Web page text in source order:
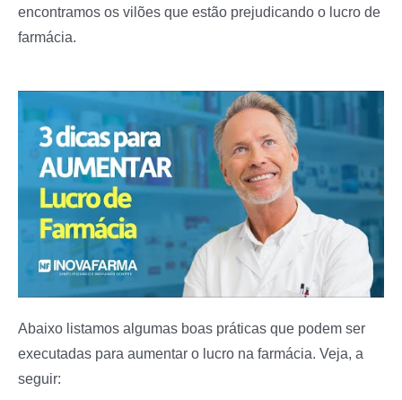
encontramos os vilões que estão prejudicando o lucro de
farmácia.
Abaixo listamos algumas boas práticas que podem ser
executadas para aumentar o lucro na farmácia. Veja, a
seguir: